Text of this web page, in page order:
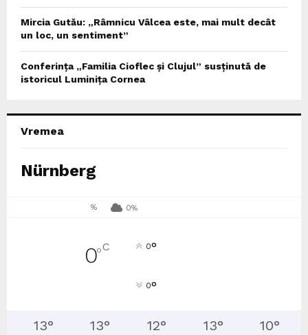
Mircia Gutău: „Râmnicu Vâlcea este, mai mult decât
un loc, un sentiment”
Conferința „Familia Cioflec și Clujul” susținută de
istoricul Luminița Cornea
Vremea
Nürnberg
% 0%
0°C 0°
0°
13° 13° 12° 13° 10°